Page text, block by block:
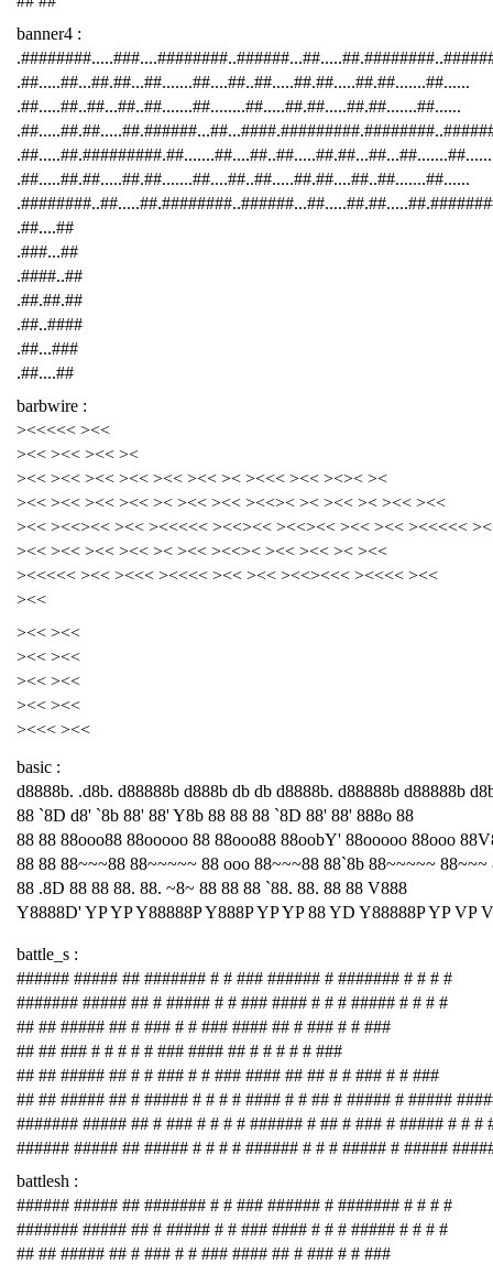
banner4 :
.##.....##...##.##...##.......##....##..##.....##.##.....##.##.......##......
.##.....##..##...##..##.......##........##.....##.##.....##.##.......##......
.##.....##.#########.##.......##....##..##.....##.##...##...##.......##......
.##.....##.##.....##.##.......##....##..##.....##.##....##..##.......##......
.##....##
.###...##
.####..##
.##.##.##
.##..####
.##...###
.##....##
barbwire :
><<<<< ><<
><< ><< ><< ><
><< ><< ><< ><< ><< ><< >< ><<< ><< ><>< ><
><< ><< ><< ><< >< ><< ><< ><<>< >< ><< >< ><< ><<
><< ><<><< ><< ><<<<< ><<><< ><<><< ><< ><< ><<<<<
><< ><< ><< ><< >< ><< ><<>< ><< ><< >< ><<
><<<<< ><< ><<< ><<<< ><< ><< ><<><<< ><<<< ><<
><<
><< ><<
><< ><<
><< ><<
><< ><<
><<< ><<
basic :
d8888b. .d8b. d88888b d888b db db d8888b. d88888b d88888b
88 `8D d8' `8b 88' 88' Y8b 88 88 88 `8D 88' 88' 888o 88
88 88 88ooo88 88ooooo 88 88ooo88 88oobY' 88ooooo 88ooo
88 88 88~~~88 88~~~~~ 88 ooo 88~~~88 88`8b 88~~~~~ 88~~~
88 .8D 88 88 88. 88. ~8~ 88 88 88 `88. 88. 88 88 V888
Y8888D' YP YP Y88888P Y888P YP YP 88 YD Y88888P YP VP
battle_s :
###### ##### ## ####### # # ### ###### # ####### # # # #
####### ##### ## # ##### # # ### #### # # # ##### # # # #
## ## ##### ## # ### # # ### #### ## # ### # # ###
## ## ### # # # # # ### #### ## # # # # # ###
## ## ##### ## # # ### # # ### #### ## ## # # ### # # ###
## ## ##### ## # ##### # # # # #### # # ## # ##### # #####
####### ##### ## # ### # # # # ###### # ## # ### # ##### # # #
###### ##### ## ##### # # # # ###### # # # ##### # #####
battlesh :
###### ##### ## ####### # # ### ###### # ####### # # # #
####### ##### ## # ##### # # ### #### # # # ##### # # # #
## ## ##### ## # ### # # ### #### ## # ### # # ###